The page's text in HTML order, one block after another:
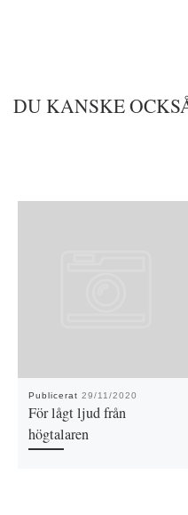
DU KANSKE
Publicerat 29/11/2020
För lågt ljud från
högtalaren